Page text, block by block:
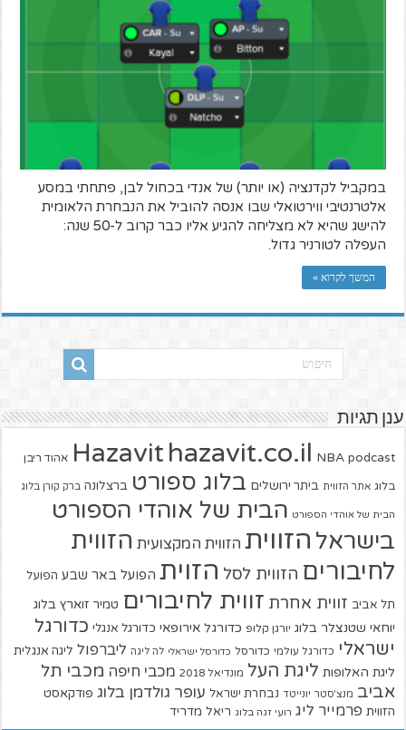
במקביל לקדנציה (או יותר) של אנדי בכחול לבן, פתחתי במסע
אלטרנטיבי ווירטואלי שבו אנסה להוביל את הנבחרת הלאומית
להישג שהיא לא מצליחה להגיע אליו כבר קרוב ל-50 שנה:
העפלה לטורניר גדול.
המשך לקרוא »
ענן תגיות
Hazavit hazavit.co.il NBA podcast אהוד ריבן
בלוג אתר הזווית ביתר ירושלים בלוג ספורט ברצלונה ברק קורן בלוג
הבית של אוהדי הספורט הבית של אוהדי הספורט
בישראל הזווית הזווית המקצועית הזווית
לחיבורים הזווית לסל הזוית הפועל באר שבע הפועל
תל אביב זווית אחרת זווית לחיבורים טמיר זוארץ בלוג
יוחאי שטנצלר בלוג יורגן קלופ כדורגל אירופאי כדורגל אנגלי כדורגל
ישראלי כדורגל עולמי כדורסל כדורסל ישראלי לה ליגה ליברפול ליגה אנגלית
ליגת האלופות ליגת העל מונדיאל 2018 מכבי חיפה מכבי תל
אביב מנצ'סטר יונייטד נבחרת ישראל עופר גולדמן בלוג פודקאסט
הזווית פרמייר ליג רועי זגה בלוג ריאל מדריד